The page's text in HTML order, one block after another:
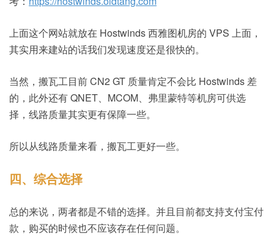
上面这个网站就放在 Hostwinds 西雅图机房的 VPS 上面，
其实用来建站的话我们发现速度还是很快的。
当然，搬瓦工目前 CN2 GT 质量肯定不会比 Hostwinds 差
的，此外还有 QNET、MCOM、弗里蒙特等机房可供选
择，线路质量其实更有保障一些。
所以从线路质量来看，搬瓦工更好一些。
四、综合选择
总的来说，两者都是不错的选择。并且目前都支持支付宝付
款，购买的时候也不应该存在任何问题。